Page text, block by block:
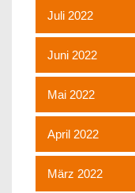
Juli 2022
Juni 2022
Mai 2022
April 2022
März 2022